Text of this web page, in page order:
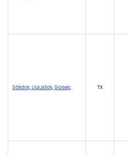
Sólidos, Líquidos, Gases; TX